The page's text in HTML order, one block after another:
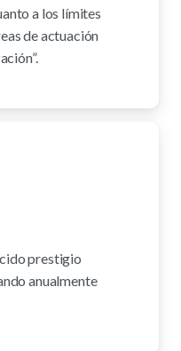
a los límites
de actuación
prestigio
anualmente